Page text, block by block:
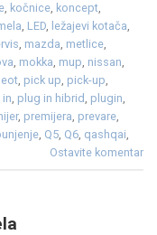
, kočnice, koncept,
, LED, ležajevi kotača,
, mazda, metlice,
, mokka, mup, nissan,
, pick up, pick-up,
, plug in hibrid, plugin,
, premijera, prevare,
, Q5, Q6, qashqai,
Ostavite komentar